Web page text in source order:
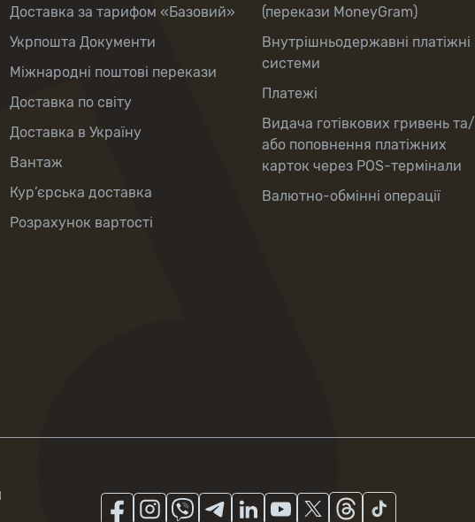
Доставка за тарифом «Базовий»
Укрпошта Документи
Міжнародні поштові перекази
Доставка по світу
Доставка в Україну
Вантаж
Кур’єрська доставка
Розрахунок вартості
(перекази MoneyGram)
Внутрішньодержавні платіжні
системи
Платежі
Видача готівкових гривень та/
або поповнення платіжних
карток через POS-термінали
Валютно-обмінні операції